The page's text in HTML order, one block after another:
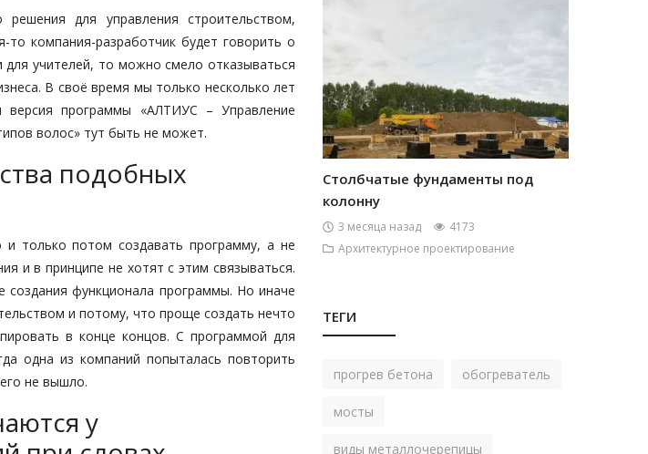
для управления строительством,
то компания-разработчик будет говорить о
учителей, то можно смело отказываться
В своё время мы только несколько лет
программы «АЛТИУС – Управление
волос» тут быть не может.
подобных
только потом создавать программу, а не
и в принципе не хотят с этим связываться.
создания функционала программы. Но иначе
и потому, что проще создать нечто
в конце концов. С программой для
одна из компаний попыталась повторить
не вышло.
у
Столбчатые фундаменты под
колонну
3 месяца назад
4173
Архитектурное проектирование
ТЕГИ
прогрев бетона обогреватель
мосты
виды металлочерепицы